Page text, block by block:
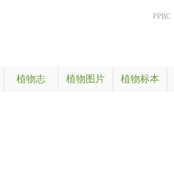
PPBC
植物志 植物图片 植物标本